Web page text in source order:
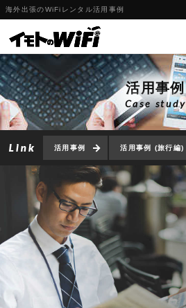
海外出張のWiFiレンタル活用事例
活用事例
Case study
活用事例 活用事例 (旅行編)